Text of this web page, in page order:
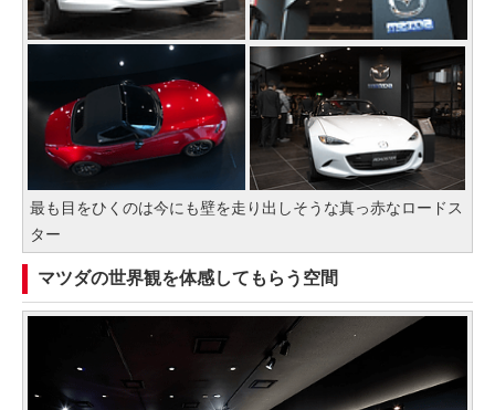
最も目をひくのは今にも壁を走り出しそうな真っ赤なロードス
ター
マツダの世界観を体感してもらう空間